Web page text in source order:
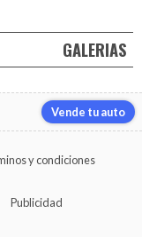
GALERIAS
Vende tu auto
y condiciones
Publicidad